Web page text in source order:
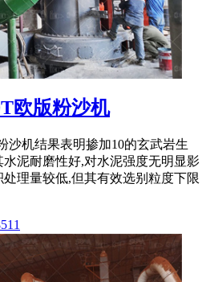
欧版粉沙机
沙机结果表明掺加10的玄武岩生
泥耐磨性好,对水泥强度无明显影
理量较低,但其有效选别粒度下限